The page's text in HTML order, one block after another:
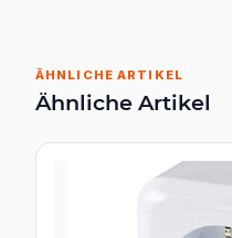
ÄHNLICHE ARTIKEL
Ähnliche Artikel